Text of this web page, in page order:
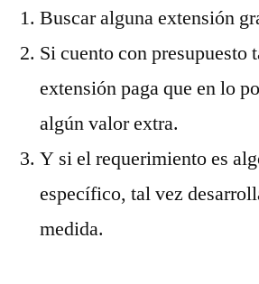
Buscar alguna extensión
Si cuento con presupuesto
extensión paga que en lo
algún valor extra.
Y si el requerimiento es
específico, tal vez
medida.